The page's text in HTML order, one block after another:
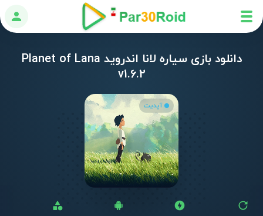
ورود
دانلود بازی سیاره لانا اندروید Planet of Lana
v1.6.2
آپدیت